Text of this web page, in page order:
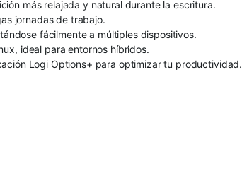
más relajada y natural durante la escritura.
jornadas de trabajo.
fácilmente a múltiples dispositivos.
ideal para entornos híbridos.
Logi Options+ para optimizar tu productividad.